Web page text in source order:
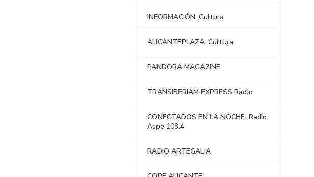
INFORMACIÓN. Cultura
ALICANTEPLAZA. Cultura
PANDORA MAGAZINE
TRANSIBERIAM EXPRESS Radio
CONECTADOS EN LA NOCHE. Radio
Aspe 103.4
RADIO ARTEGALIA